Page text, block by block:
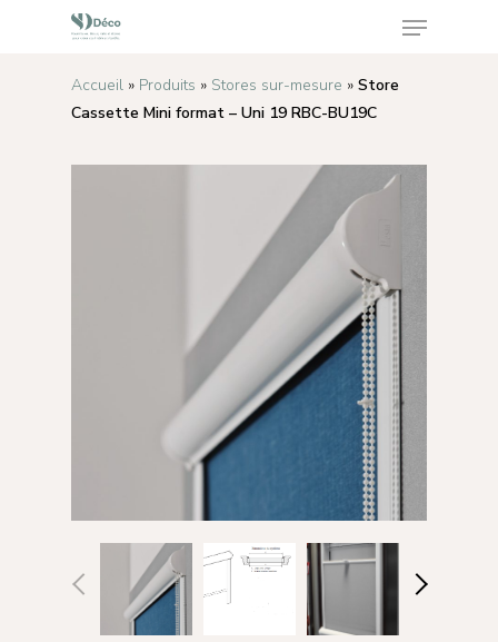
Appuyez sur Enter pour rechercher ou sur ESC
Accueil » Produits » Stores sur-mesure » Store
Cassette Mini format – Uni 19 RBC-BU19C